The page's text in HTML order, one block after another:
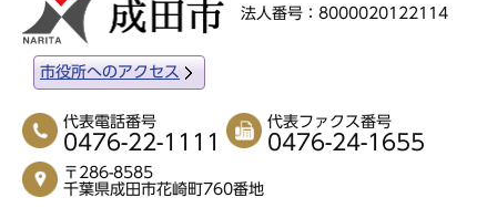
法人番号：8000020122114
市役所へのアクセス
代表電話番号
0476-22-1111
代表ファクス番号
0476-24-1655
〒286-8585
千葉県成田市花崎町760番地